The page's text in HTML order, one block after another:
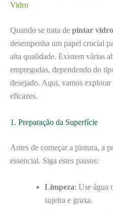
Vidro
Quando se trata de pintar vidro
desempenha um papel crucial
alta qualidade. Existem várias
empregadas, dependendo do
desejado. Aqui, vamos explorar
eficazes.
1. Preparação da Superfície
Antes de começar a pintura, a
essencial. Siga estes passos:
Limpeza: Use água
sujeira e graxa.